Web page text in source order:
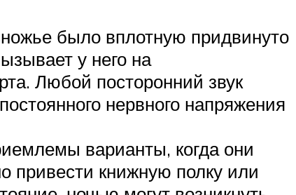
было вплотную придвинуто
у него на
Любой посторонний звук
нервного напряжения
варианты, когда они
привести книжную полку или